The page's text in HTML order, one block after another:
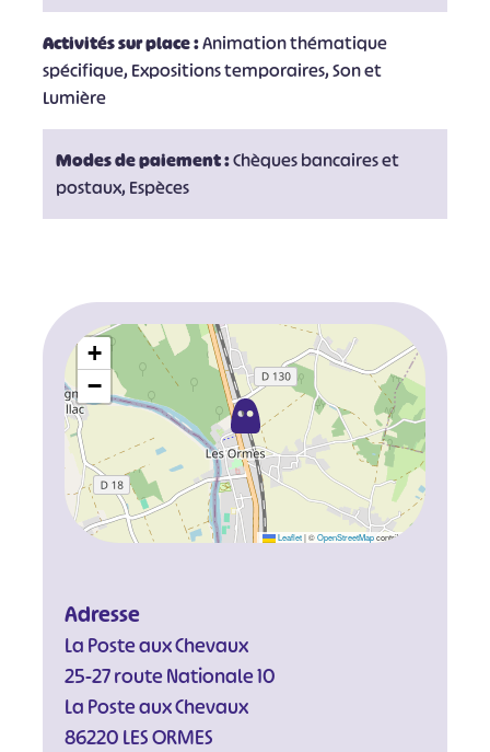
Activités sur place :Animation thématique
spécifique, Expositions temporaires, Son et
Lumière
Modes de paiement :Chèques bancaires et
postaux, Espèces
+
−
Leaflet |©OpenStreetMapcontributors
Adresse
La Poste aux Chevaux
25-27 route Nationale 10
La Poste aux Chevaux
86220 LES ORMES
# #
#
#
#